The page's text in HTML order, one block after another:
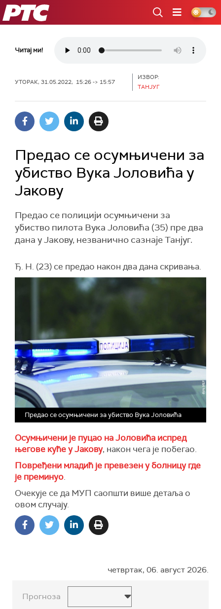
РТС
Читај ми!
УТОРАК, 31.05.2022, 15:26 -> 15:57
ИЗВОР:
ТAНЈУГ
Предао се осумњичени за
убиство Вука Јоловића у
Јакову
Предао се полицији осумњичени за
убиство пилота Вука Јоловића (35) пре два
дана у Јакову, незванично сазнаје Танјуг.
Ђ. Н. (23) се предао након два дана скривања.
Предао се осумњичени за убиство Вука Јоловића
Осумњичени је пуцао на Јоловића испред
његове куће у Јакову, након чега је побегао.
Повређени младић је превезен у болницу где
је преминуо.
Очекује се да МУП саопшти више детаља о
овом случају.
четвртак, 06. август 2026.
Прогноза